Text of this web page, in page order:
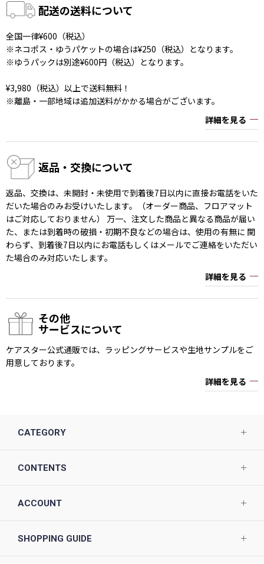
配送の送料について
全国一律¥600（税込）
※ネコポス・ゆうパケットの場合は¥250（税込）となります。
※ゆうパックは別途¥600円（税込）となります。
¥3,980（税込）以上で送料無料！
※離島・一部地域は追加送料がかかる場合がございます。
詳細を見る
返品・交換について
返品、交換は、未開封・未使用で到着後7日以内に直接お電話をいた
だいた場合のみお受けいたします。（オーダー商品、フロアマット
はご対応しておりません） 万一、注文した商品と異なる商品が届い
た、または到着時の破損・初期不良などの場合は、使用の有無に 関
わらず、到着後7日以内にお電話もしくはメールでご連絡をいただい
た場合のみ対応いたします。
詳細を見る
その他
サービスについて
ケアスター公式通販では、ラッピングサービスや生地サンプルをご
用意しております。
詳細を見る
CATEGORY
CONTENTS
ACCOUNT
SHOPPING GUIDE